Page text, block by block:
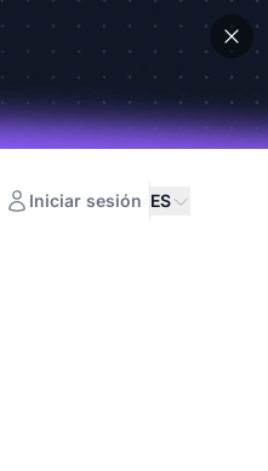
Iniciar sesión ES